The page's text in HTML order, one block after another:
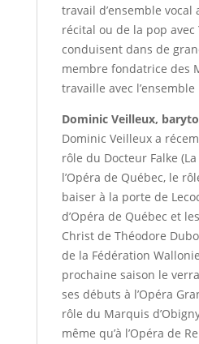
travail d’ensemble vocal
récital ou de la pop
conduisent dans de
membre fondatrice des
travaille avec l’ensemble
Dominic Veilleux,
Dominic Veilleux a
rôle du Docteur Falke
l’Opéra de Québec, le
baiser à la porte de
d’Opéra de Québec et
Christ de Théodore
de la Fédération
prochaine saison le
ses débuts à l’Opéra
rôle du Marquis
même qu’à l’Opéra de